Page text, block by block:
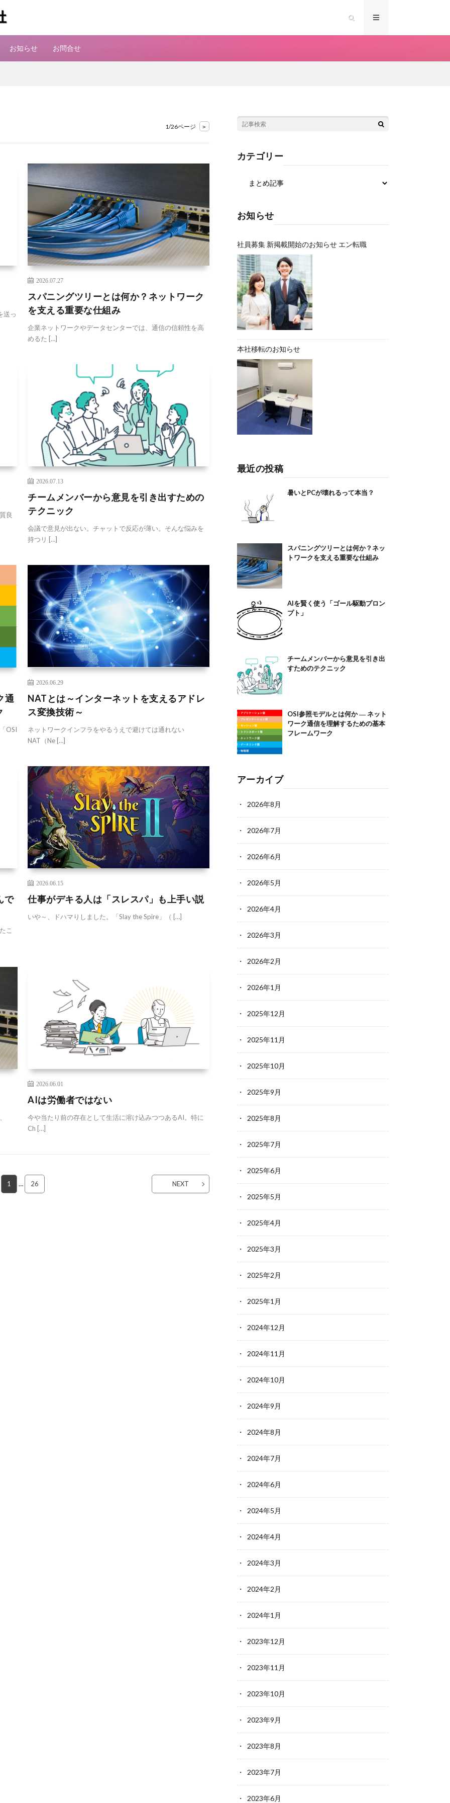
お知らせ お問合せ
1/26ページ >
送っ
2026.07.27
スパニングツリーとは何か？ネットワーク
を支える重要な仕組み
企業ネットワークやデータセンターでは、通信の信頼性を高
めるた […]
良
2026.07.13
チームメンバーから意見を引き出すための
テクニック
会議で意見が出ない。チャットで反応が薄い。そんな悩みを
持つリ […]
通
OSI
2026.06.29
NATとは～インターネットを支えるアドレ
ス変換技術～
ネットワークインフラをやるうえで避けては通れない
NAT（Ne […]
で
こ
2026.06.15
仕事がデキる人は「スレスパ」も上手い説
いや～、ドハマりしました。「Slay the Spire」（ […]
2026.06.01
AIは労働者ではない
今や当たり前の存在として生活に溶け込みつつあるAI。特に
Ch […]
1 … 26 NEXT
カテゴリー
お知らせ
社員募集 新掲載開始のお知らせ エン転職
本社移転のお知らせ
最近の投稿
暑いとPCが壊れるって本当？
スパニングツリーとは何か？ネッ
トワークを支える重要な仕組み
AIを賢く使う「ゴール駆動プロン
プト」
チームメンバーから意見を引き出
すためのテクニック
OSI参照モデルとは何か ― ネット
ワーク通信を理解するための基本
フレームワーク
アーカイブ
2026年8月
2026年7月
2026年6月
2026年5月
2026年4月
2026年3月
2026年2月
2026年1月
2025年12月
2025年11月
2025年10月
2025年9月
2025年8月
2025年7月
2025年6月
2025年5月
2025年4月
2025年3月
2025年2月
2025年1月
2024年12月
2024年11月
2024年10月
2024年9月
2024年8月
2024年7月
2024年6月
2024年5月
2024年4月
2024年3月
2024年2月
2024年1月
2023年12月
2023年11月
2023年10月
2023年9月
2023年8月
2023年7月
2023年6月